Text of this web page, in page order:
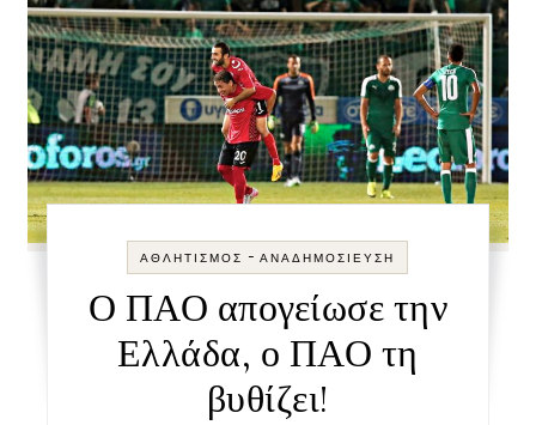
ΑΘΛΗΤΙΣΜΌΣ -ΑΝΑΔΗΜΟΣΊΕΥΣΗ
Ο ΠΑΟ απογείωσε την
Ελλάδα, ο ΠΑΟ τη
βυθίζει!